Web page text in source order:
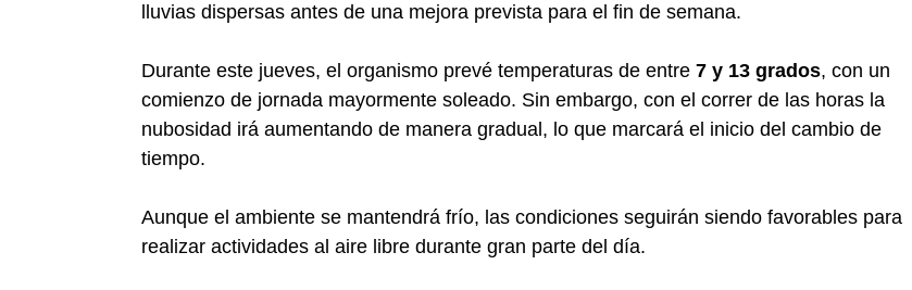
lluvias dispersas antes de una mejora prevista para el fin de semana.
Durante este jueves, el organismo prevé temperaturas de entre 7 y 13 grados, con un
comienzo de jornada mayormente soleado. Sin embargo, con el correr de las horas la
nubosidad irá aumentando de manera gradual, lo que marcará el inicio del cambio de
tiempo.
Aunque el ambiente se mantendrá frío, las condiciones seguirán siendo favorables para
realizar actividades al aire libre durante gran parte del día.